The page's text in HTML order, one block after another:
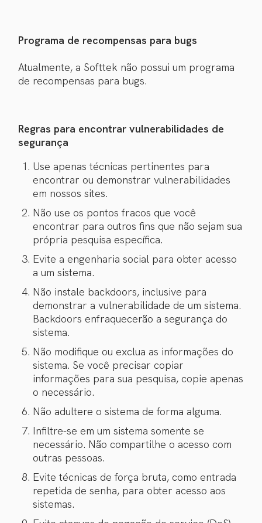
Programa de recompensas para bugs
Atualmente, a Softtek não possui um programa
de recompensas para bugs.
Regras para encontrar vulnerabilidades de
segurança
Use apenas técnicas pertinentes para
encontrar ou demonstrar vulnerabilidades
em nossos sites.
Não use os pontos fracos que você
encontrar para outros fins que não sejam sua
própria pesquisa específica.
Evite a engenharia social para obter acesso
a um sistema.
Não instale backdoors, inclusive para
demonstrar a vulnerabilidade de um sistema.
Backdoors enfraquecerão a segurança do
sistema.
Não modifique ou exclua as informações do
sistema. Se você precisar copiar
informações para sua pesquisa, copie apenas
o necessário.
Não adultere o sistema de forma alguma.
Infiltre-se em um sistema somente se
necessário. Não compartilhe o acesso com
outras pessoas.
Evite técnicas de força bruta, como entrada
repetida de senha, para obter acesso aos
sistemas.